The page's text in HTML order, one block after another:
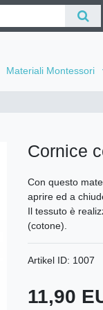
Materiali Montessori
Cornice
Con questo
aprire ed a
Il tessuto è
(cotone).
Artikel ID: 1007
11,90